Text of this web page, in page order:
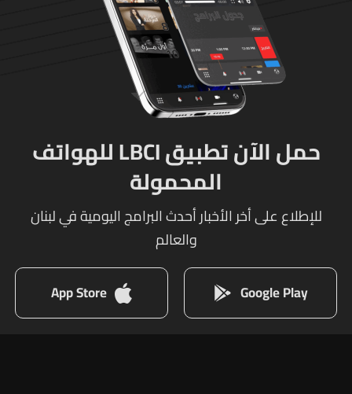
حمل الآن تطبيق LBCI للهواتف
المحمولة
للإطلاع على أخر الأخبار أحدث البرامج اليومية في لبنان
والعالم
Google Play
App Store